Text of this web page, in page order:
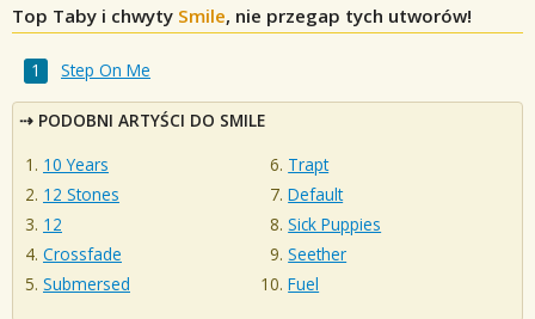
Top Taby i chwyty Smile, nie przegap tych utworów!
Step On Me
PODOBNI ARTYŚCI DO SMILE
10 Years
12 Stones
12
Crossfade
Submersed
Trapt
Default
Sick Puppies
Seether
Fuel